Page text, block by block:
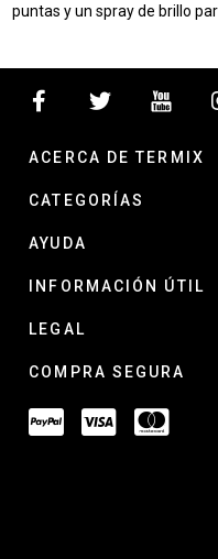
puntas y un spray de brillo
ACERCA DE TERMIX
CATEGORÍAS
AYUDA
INFORMACIÓN ÚTIL
LEGAL
COMPRA SEGURA